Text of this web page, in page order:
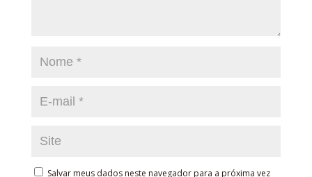
Salvar meus dados neste navegador para a próxima vez